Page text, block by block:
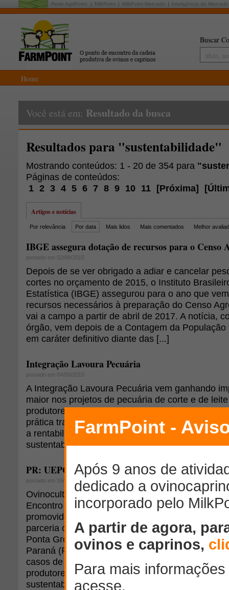
Rede AgriPoint: MilkPoint MilkPoint Mercado Inteligência de Mercado
Buscar
Home
Você está em: Resultado da busca
Resultados para "sustentabilidade"
Mostrando conteúdos: 1 - 20 de 354 para
Páginas de conteúdos:
1 2 3 4 5 6 7 8 9 10 11 [Próxima] [
Artigos e notícias
Por relevância Por data Mais lidos Mais comentados Melhor
IBGE assegura dotação de recursos para o Censo
postado em 02/09/2015
Depois de se ver obrigado a adiar e cancelar
cortes no orçamento de 2015, o Instituto
Estatística (IBGE) assegurou para o ano que
recursos necessários à preparação do Censo
vai a campo a partir de abril de 2017. A notícia,
órgão, vem depois de a Contagem da
em caráter definitivo diante das [...]
Integração Lavoura Pecuária
postado em 04/05/2015
A Integração Lavoura Pecuária vem ganhando
maior nos projetos de pecuária de corte e de
produtores estão adotando este sistema. Os
prática traz ao sistema de produção como um
a rentabilidade dos projetos, com uma vantagem
sustentabilidade do negócio.
PR: UEPG promove encontro de incentivo à
postado em 16/04/2015
Ovinocultores de todo o País vão participar, em
Encontro Mercadológico de Incentivo à
promovido pela Universidade Estadual de Ponta
parceria com a Associação Comercial, Industrial
Ponta Grossa (ACIPG) e a Federação da
Paraná (Faep). Com uma programação de
casos de sucesso, debates e degustação, o
produtores inovações tecnológicas que podem
sustentabilidade à cadeia produtiva de ovinos.